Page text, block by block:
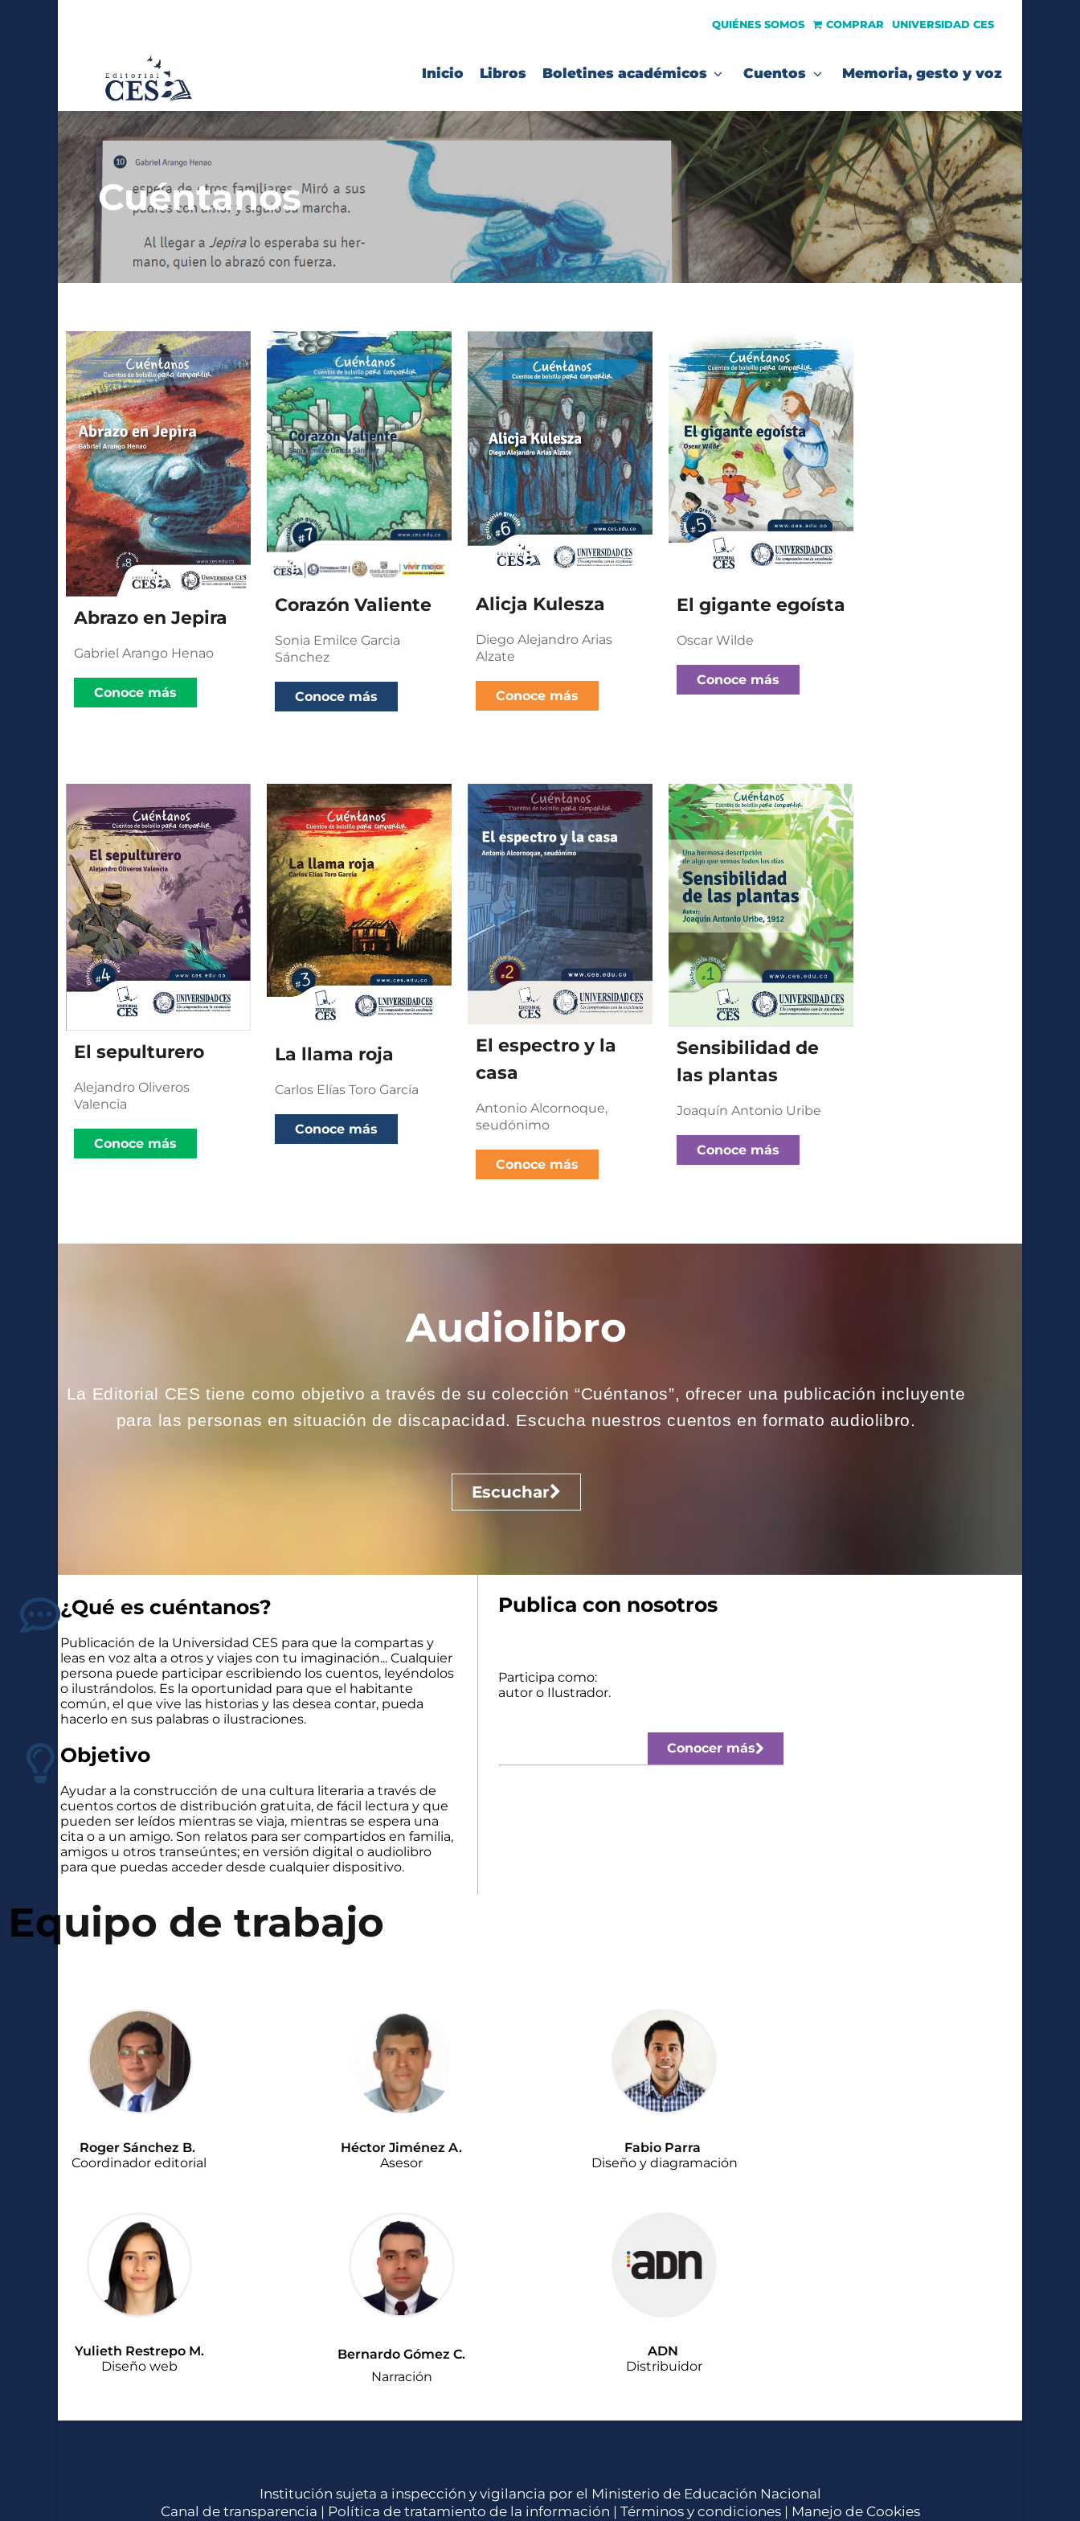
QUIÉNES SOMOS COMPRAR UNIVERSIDAD CES
Inicio Libros Boletines académicos Cuentos Memoria, gesto y voz
Cuéntanos
Abrazo en Jepira
Gabriel Arango Henao
Conoce más
Corazón Valiente
Sonia Emilce Garcia
Sánchez
Conoce más
Alicja Kulesza
Diego Alejandro Arias
Alzate
Conoce más
El gigante egoísta
Oscar Wilde
Conoce más
El sepulturero
Alejandro Oliveros
Valencia
Conoce más
La llama roja
Carlos Elías Toro García
Conoce más
El espectro y la
casa
Antonio Alcornoque,
seudónimo
Conoce más
Sensibilidad de
las plantas
Joaquín Antonio Uribe
Conoce más
Audiolibro
La Editorial CES tiene como objetivo a través de su colección “Cuéntanos”, ofrecer una publicación incluyente
para las personas en situación de discapacidad. Escucha nuestros cuentos en formato audiolibro.
Escuchar
¿Qué es cuéntanos?
Publicación de la Universidad CES para que la compartas y
leas en voz alta a otros y viajes con tu imaginación... Cualquier
persona puede participar escribiendo los cuentos, leyéndolos
o ilustrándolos. Es la oportunidad para que el habitante
común, el que vive las historias y las desea contar, pueda
hacerlo en sus palabras o ilustraciones.
Objetivo
Ayudar a la construcción de una cultura literaria a través de
cuentos cortos de distribución gratuita, de fácil lectura y que
pueden ser leídos mientras se viaja, mientras se espera una
cita o a un amigo. Son relatos para ser compartidos en familia,
amigos u otros transeúntes; en versión digital o audiolibro
para que puedas acceder desde cualquier dispositivo.
Publica con nosotros
Participa como:
autor o Ilustrador.
Conocer más
Equipo de trabajo
Roger Sánchez B.
Coordinador editorial
Héctor Jiménez A.
Asesor
Fabio Parra
Diseño y diagramación
Yulieth Restrepo M.
Diseño web
Bernardo Gómez C.
Narración
ADN
Distribuidor
Institución sujeta a inspección y vigilancia por el Ministerio de Educación Nacional
Canal de transparencia | Política de tratamiento de la información | Términos y condiciones| Manejo de Cookies